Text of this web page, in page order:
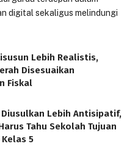
digital sekaligus melindungi
Lebih Realistis,
Disesuaikan
Fiskal
Diusulkan Lebih Antisipatif,
Tahu Sekolah Tujuan
5